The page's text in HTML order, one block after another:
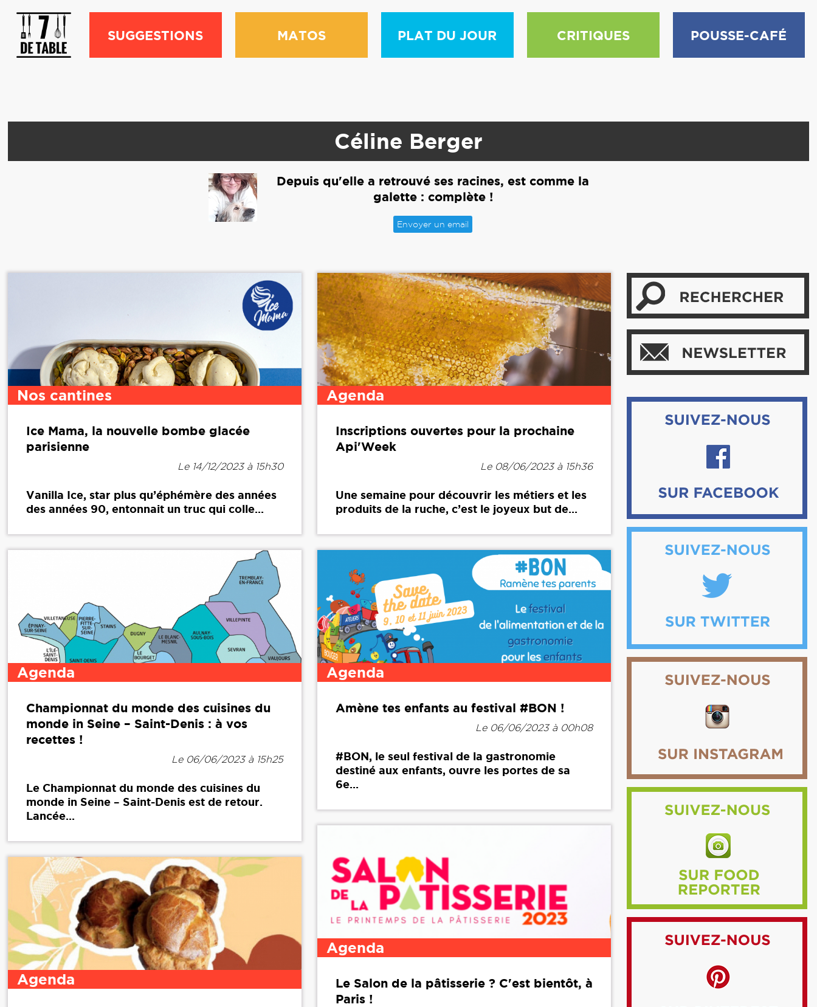
SUGGESTIONS MATOS PLAT DU JOUR CRITIQUES POUSSE-CAFÉ
Céline Berger
Depuis qu'elle a retrouvé ses racines, est comme la
galette : complète !
Envoyer un email
Nos cantines
Ice Mama, la nouvelle bombe glacée
parisienne
Le 14/12/2023 à 15h30
Vanilla Ice, star plus qu’éphémère des années
des années 90, entonnait un truc qui colle...
Agenda
Inscriptions ouvertes pour la prochaine
Api'Week
Le 08/06/2023 à 15h36
Une semaine pour découvrir les métiers et les
produits de la ruche, c’est le joyeux but de...
Agenda
Championnat du monde des cuisines du
monde in Seine – Saint-Denis : à vos
recettes !
Le 06/06/2023 à 15h25
Le Championnat du monde des cuisines du
monde in Seine – Saint-Denis est de retour.
Lancée...
Agenda
Amène tes enfants au festival #BON !
Le 06/06/2023 à 00h08
#BON, le seul festival de la gastronomie
destiné aux enfants, ouvre les portes de sa
6e...
Agenda
Le Salon de la pâtisserie ? C'est bientôt, à
Paris !
Agenda